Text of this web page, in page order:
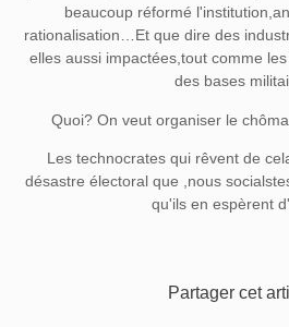
beaucoup réformé
rationalisation…Et que dire des
elles aussi impactées,tout comme
des bases
Quoi? On veut organiser le
Les technocrates qui rêvent de
désastre électoral que ,nous
qu'ils en espèrent
Partager cet